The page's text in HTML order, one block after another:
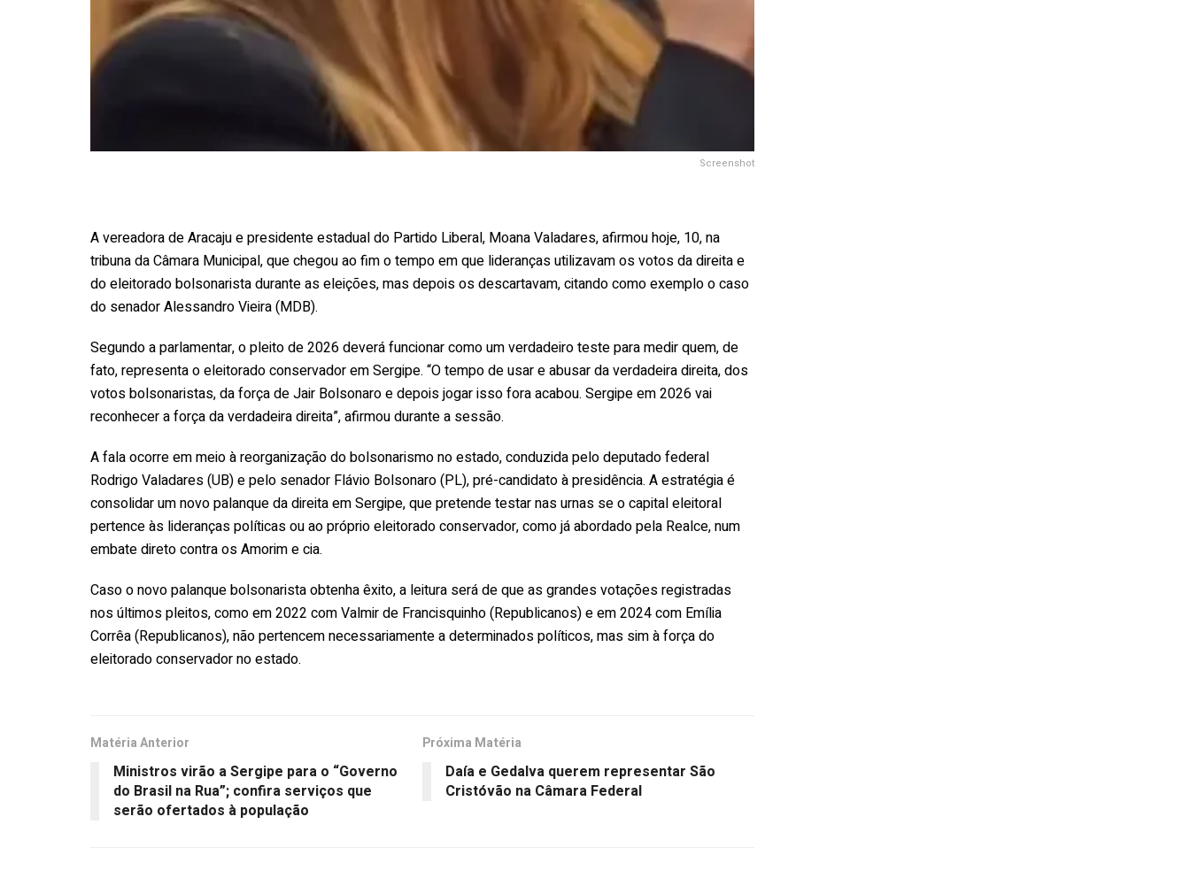
Screenshot
A vereadora de Aracaju e presidente estadual do Partido Liberal, Moana Valadares, afirmou hoje, 10, na
tribuna da Câmara Municipal, que chegou ao fim o tempo em que lideranças utilizavam os votos da direita e
do eleitorado bolsonarista durante as eleições, mas depois os descartavam, citando como exemplo o caso
do senador Alessandro Vieira (MDB).
Segundo a parlamentar, o pleito de 2026 deverá funcionar como um verdadeiro teste para medir quem, de
fato, representa o eleitorado conservador em Sergipe. “O tempo de usar e abusar da verdadeira direita, dos
votos bolsonaristas, da força de Jair Bolsonaro e depois jogar isso fora acabou. Sergipe em 2026 vai
reconhecer a força da verdadeira direita”, afirmou durante a sessão.
A fala ocorre em meio à reorganização do bolsonarismo no estado, conduzida pelo deputado federal
Rodrigo Valadares (UB) e pelo senador Flávio Bolsonaro (PL), pré-candidato à presidência. A estratégia é
consolidar um novo palanque da direita em Sergipe, que pretende testar nas urnas se o capital eleitoral
pertence às lideranças políticas ou ao próprio eleitorado conservador, como já abordado pela Realce, num
embate direto contra os Amorim e cia.
Caso o novo palanque bolsonarista obtenha êxito, a leitura será de que as grandes votações registradas
nos últimos pleitos, como em 2022 com Valmir de Francisquinho (Republicanos) e em 2024 com Emília
Corrêa (Republicanos), não pertencem necessariamente a determinados políticos, mas sim à força do
eleitorado conservador no estado.
Matéria Anterior
Ministros virão a Sergipe para o “Governo
do Brasil na Rua”; confira serviços que
serão ofertados à população
Próxima Matéria
Daía e Gedalva querem representar São
Cristóvão na Câmara Federal